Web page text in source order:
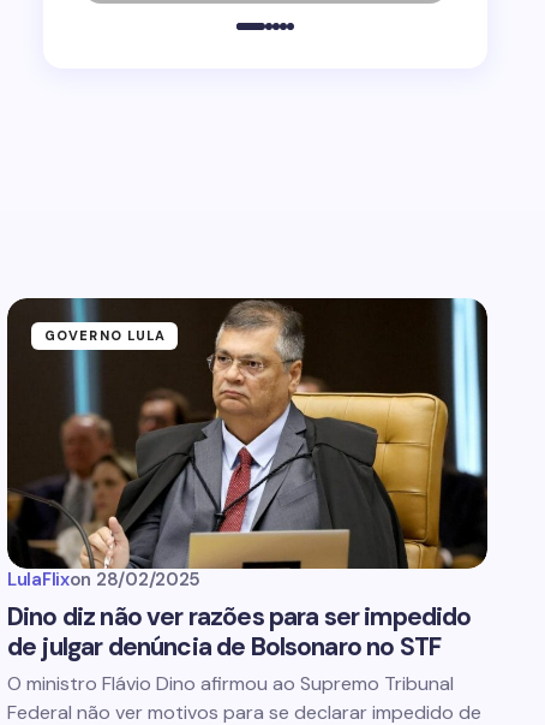
GOVERNO LULA
LulaFlixon 28/02/2025
Dino diz não ver razões para ser impedido
de julgar denúncia de Bolsonaro no STF
O ministro Flávio Dino afirmou ao Supremo Tribunal
Federal não ver motivos para se declarar impedido de